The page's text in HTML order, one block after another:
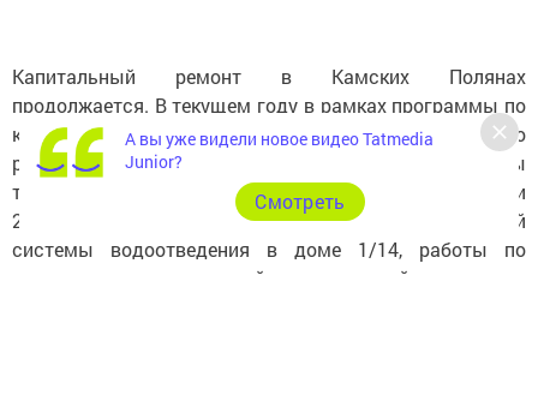
Капитальный ремонт в Камских Полянах
продолжается. В текущем году в рамках программы по
капитальному ремонту будут произведены работы по
ремонту внутридомовой инженерной системы
теплоснабжения в домах 1/05Б, 1/13, 2/05, 2/33, 2/41 и
2/42, работы по ремонту внутридомовой инженерной
системы водоотведения в доме 1/14, работы по
ремонту внутридомовой инженерной системы
А вы уже видели новое видео Tatmedia
Junior?
Cмотреть